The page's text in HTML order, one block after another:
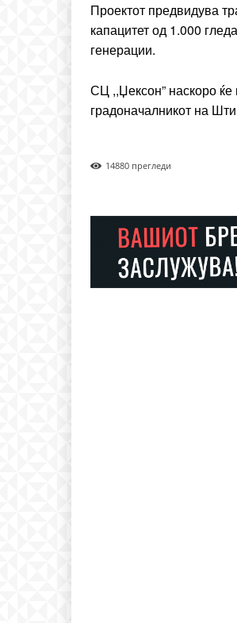
Проектот предвидува
капацитет од 1.000
генерации.
СЦ ,,Џексон” наскоро ќе
градоначалникот на
14880 прегледи